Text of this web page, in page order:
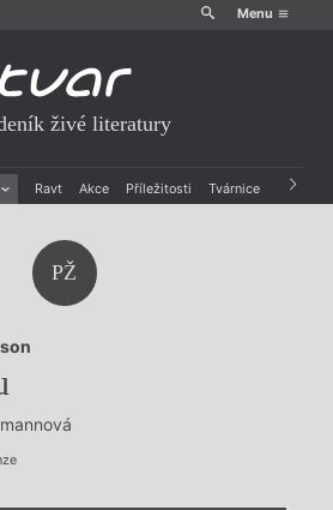
Menu
živé literatury
Ravt Akce Příležitosti Tvárnice Archiv
PŽ